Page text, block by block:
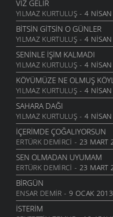
ANNE
6 MART 2006
NATAŞA
6 MART 2006
ACABA
6 MART 2006
DOLUDUR
6 MART 2006
DAHASI VAR
6 MART 2006
ÖĞRETMENI GÖR
6 MART 2006
ÇORUH
6 MART 2006
SANA MUHTACIM
6 MART 2006
VIZ GELIR
YILMAZ KURTULUŞ - 4
BITSIN GITSIN O GÜNLER
YILMAZ KURTULUŞ - 4
SENINLE İŞIM KALMADI
YILMAZ KURTULUŞ - 4
KÖYÜMÜZE NE OLMUŞ
YILMAZ KURTULUŞ - 4
SAHARA DAĞI
YILMAZ KURTULUŞ - 4
İÇERIMDE ÇOĞALIYORSUN
ERTÜRK DEMIRCI - 23 MART
SEN OLMADAN UYUMAM
ERTÜRK DEMIRCI - 23 MART
BIRGÜN
ENSAR DEMIR - 9 OCAK 2013
İSTERIM